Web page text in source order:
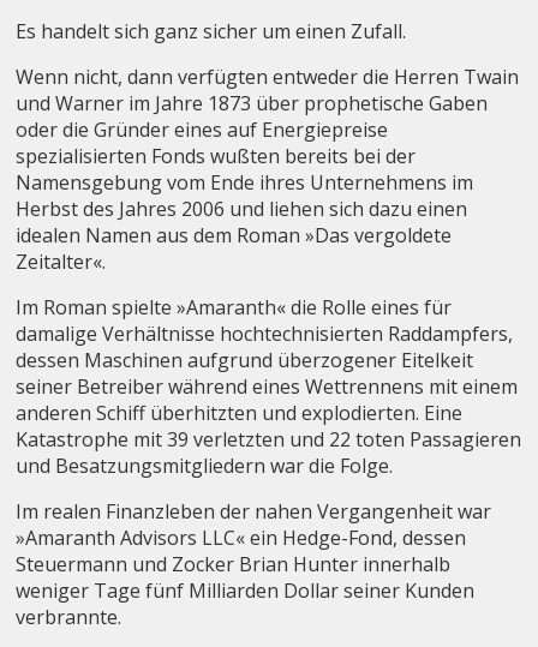
Es handelt sich ganz sicher um einen Zufall.
Wenn nicht, dann verfügten entweder die Herren Twain
und Warner im Jahre 1873 über prophetische Gaben
oder die Gründer eines auf Energiepreise
spezialisierten Fonds wußten bereits bei der
Namensgebung vom Ende ihres Unternehmens im
Herbst des Jahres 2006 und liehen sich dazu einen
idealen Namen aus dem Roman »Das vergoldete
Zeitalter«.
Im Roman spielte »Amaranth« die Rolle eines für
damalige Verhältnisse hochtechnisierten Raddampfers,
dessen Maschinen aufgrund überzogener Eitelkeit
seiner Betreiber während eines Wettrennens mit einem
anderen Schiff überhitzten und explodierten. Eine
Katastrophe mit 39 verletzten und 22 toten Passagieren
und Besatzungsmitgliedern war die Folge.
Im realen Finanzleben der nahen Vergangenheit war
»Amaranth Advisors LLC« ein Hedge-Fond, dessen
Steuermann und Zocker Brian Hunter innerhalb
weniger Tage fünf Milliarden Dollar seiner Kunden
verbrannte.